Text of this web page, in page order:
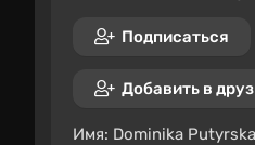
Подписаться
Добавить в
Имя: Dominika